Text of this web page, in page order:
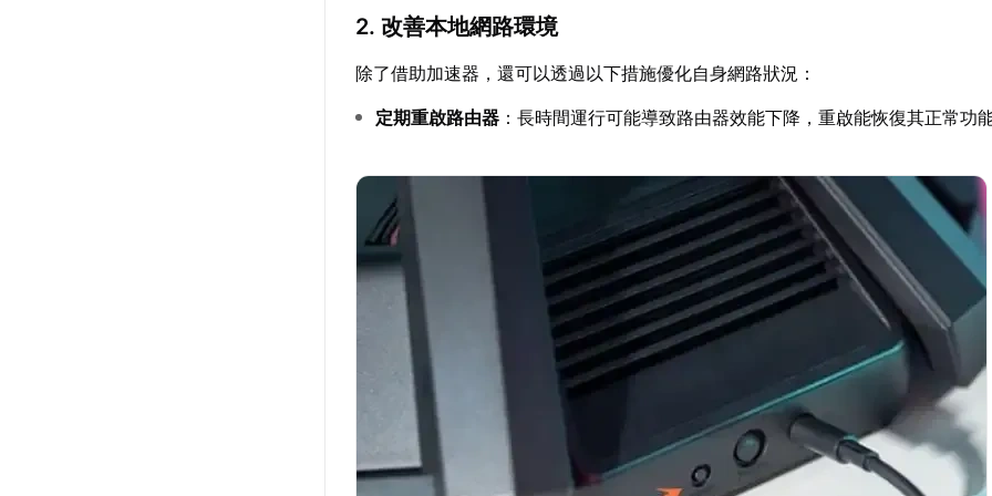
2. 改善本地網路環境
除了借助加速器，還可以透過以下措施優化自身網路狀況：
定期重啟路由器 ：長時間運行可能導致路由器效能下降，重啟能恢復其正常功